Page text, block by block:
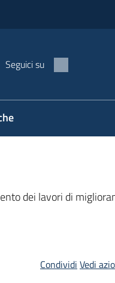
Seguici su
dei lavori di
Condividi Vedi